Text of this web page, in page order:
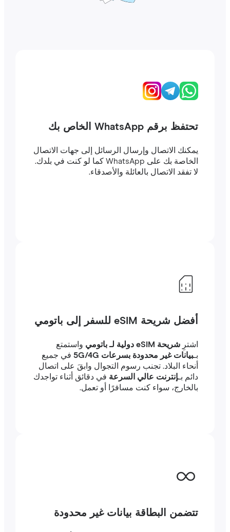
تحتفظ برقم WhatsApp الخاص بك
يمكنك الاتصال وإرسال الرسائل إلى جهات الاتصال
الخاصة بك على WhatsApp كما لو كنت في بلدك.
لا تفقد الاتصال بالعائلة والأصدقاء.
أفضل شريحة eSIM للسفر إلى باتومي
شريحة eSIM دولية لـ باتومي
واستمتع
بيانات غير محدودة بسرعات 5G/4G
في جميع
أنحاء البلاد. تجنب رسوم التجوال وابقَ على اتصال
إنترنت عالي السرعةفي دقائق أثناء تواجدك
بالخارج، سواء كنت مسافرًا أو تعمل.
تتضمن البطاقة بيانات غير محدودة